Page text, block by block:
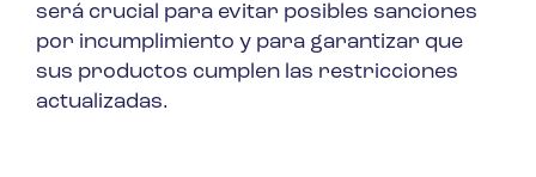
será crucial para evitar posibles sanciones
por incumplimiento y para garantizar que
sus productos cumplen las restricciones
actualizadas.